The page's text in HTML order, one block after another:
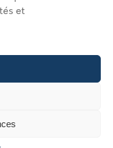
et
d’implantation dans
Bruay Artois Lys
Lys Romane